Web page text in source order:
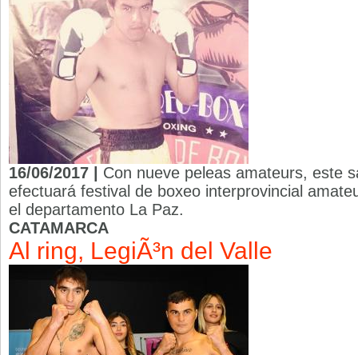
16/06/2017 | Con nueve peleas amateurs, este
efectuará festival de boxeo interprovincial
el departamento La Paz.
CATAMARCA
Al ring, LegiÃ³n del Valle